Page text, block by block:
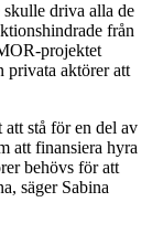
skulle driva alla de
från
projektet
privata aktörer att
stå för en del av
att finansiera hyra
behövs för att
säger Sabina